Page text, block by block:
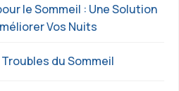
le Sommeil : Une Solution
Vos Nuits
du Sommeil